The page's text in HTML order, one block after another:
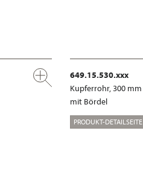
649.15.530.xxx
Kupferrohr, 300 mm
mit Bördel
PRODUKT-DETAILSEITE